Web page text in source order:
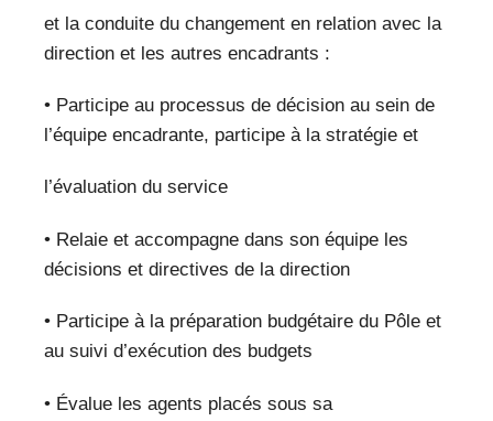
et la conduite du changement en relation avec la
direction et les autres encadrants :
• Participe au processus de décision au sein de
l’équipe encadrante, participe à la stratégie et
l’évaluation du service
• Relaie et accompagne dans son équipe les
décisions et directives de la direction
• Participe à la préparation budgétaire du Pôle et
au suivi d’exécution des budgets
• Évalue les agents placés sous sa